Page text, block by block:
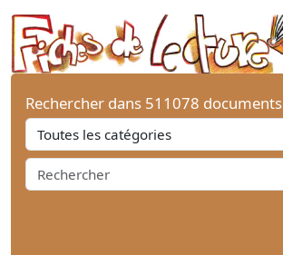
Rechercher dans 511078 documents